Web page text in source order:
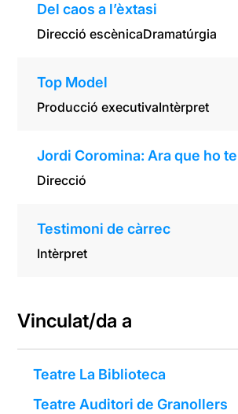
Del caos a l’èxtasi
Direcció escènicaDramatúrgia
Top Model
Producció executivaIntèrpret
Jordi Coromina: Ara que ho
Direcció
Testimoni de càrrec
Intèrpret
Vinculat/da a
Teatre La Biblioteca
Teatre Auditori de Granollers